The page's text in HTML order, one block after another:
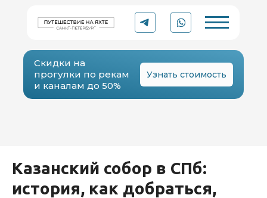
YACHT
TO TRIP
Рейтинг 5.0 ⭐
Организации в Яндексе
Узнать стоимость
Скидки на
прогулки по рекам
и каналам до 50%
Казанский собор в СПб:
история, как добраться,